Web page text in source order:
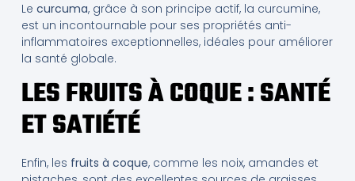
Le curcuma, grâce à son principe actif, la curcumine,
est un incontournable pour ses propriétés anti-
inflammatoires exceptionnelles, idéales pour améliorer
la santé globale.
LES FRUITS À COQUE : SANTÉ
ET SATIÉTÉ
Enfin, les fruits à coque, comme les noix, amandes et